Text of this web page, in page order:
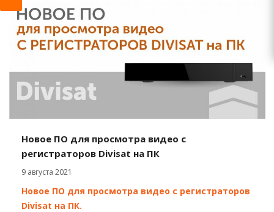
Новое ПО для просмотра видео с
регистраторов Divisat на ПК
9 августа 2021
Новое ПО для просмотра видео с регистраторов
Divisat на ПК.